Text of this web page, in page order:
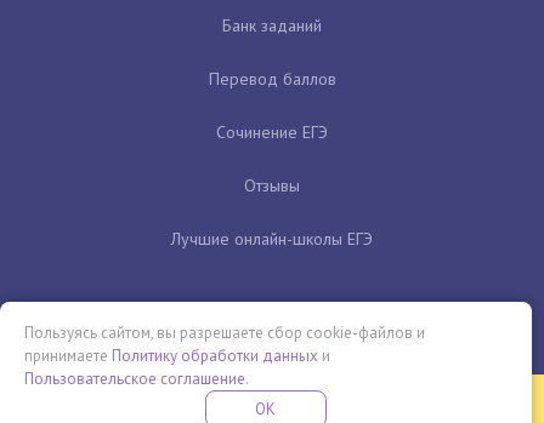
Банк заданий
Перевод баллов
Сочинение ЕГЭ
Отзывы
Лучшие онлайн-школы ЕГЭ
Бесплатная летняя школа
Пользуясь сайтом, вы разрешаете сбор cookie-файлов и
принимаете Политику обработки данных и
Пользовательское соглашение.
OK